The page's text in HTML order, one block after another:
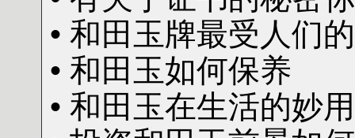
• 和田玉牌最受人们
• 和田玉如何保养
• 和田玉在生活的妙